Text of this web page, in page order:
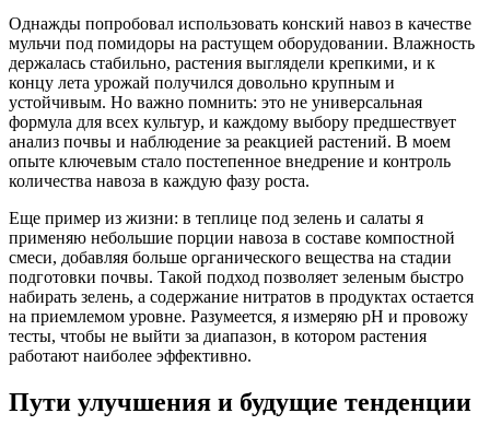
Однажды попробовал использовать конский навоз в качестве
мульчи под помидоры на растущем оборудовании. Влажность
держалась стабильно, растения выглядели крепкими, и к
концу лета урожай получился довольно крупным и
устойчивым. Но важно помнить: это не универсальная
формула для всех культур, и каждому выбору предшествует
анализ почвы и наблюдение за реакцией растений. В моем
опыте ключевым стало постепенное внедрение и контроль
количества навоза в каждую фазу роста.
Еще пример из жизни: в теплице под зелень и салаты я
применяю небольшие порции навоза в составе компостной
смеси, добавляя больше органического вещества на стадии
подготовки почвы. Такой подход позволяет зеленым быстро
набирать зелень, а содержание нитратов в продуктах остается
на приемлемом уровне. Разумеется, я измеряю рН и провожу
тесты, чтобы не выйти за диапазон, в котором растения
работают наиболее эффективно.
Пути улучшения и будущие тенденции